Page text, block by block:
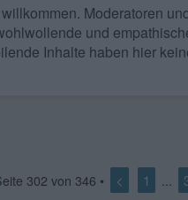
Moderatoren
und
Inhalte haben hier
302 von 346 • < 1 ...